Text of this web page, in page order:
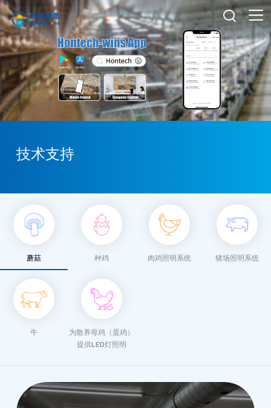

技术支持
蘑菇 种鸡 肉鸡照明系统 猪场照明系统
牛
为散养母鸡（蛋鸡）
提供LED灯照明